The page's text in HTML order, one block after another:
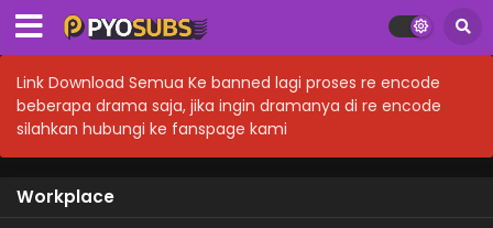
Link Download Semua Ke banned lagi proses re encode
beberapa drama saja, jika ingin dramanya di re encode
silahkan hubungi ke fanspage kami
Workplace